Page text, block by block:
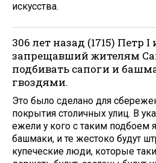
искусства.
306 лет назад (1715) Петр I
запрещавший жителям
подбивать сапоги и
гвоздями.
Это было сделано для
покрытия столичных улиц. В
ежели у кого с таким подбоем
башмаки, и те жестоко будут
купеческие люди, которые